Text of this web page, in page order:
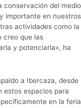
conservación del medio
importante en nuestros
actividades como la
creo que las
y potenciarla», ha
a Ibercaza, desde
estos espacios para
en la feria